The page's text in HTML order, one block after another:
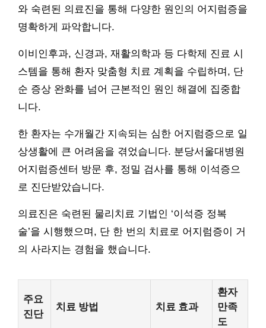
와 숙련된 의료진을 통해 다양한 원인의 어지럼증을
명확하게 파악합니다.
이비인후과, 신경과, 재활의학과 등 다학제 진료 시
스템을 통해 환자 맞춤형 치료 계획을 수립하며, 단
순 증상 완화를 넘어 근본적인 원인 해결에 집중합
니다.
한 환자는 수개월간 지속되는 심한 어지럼증으로 일
상생활에 큰 어려움을 겪었습니다. 분당서울대병원
어지럼증센터 방문 후, 정밀 검사를 통해 이석증으
로 진단받았습니다.
의료진은 숙련된 물리치료 기법인 ‘이석증 정복
술’을 시행했으며, 단 한 번의 치료로 어지럼증이 거
의 사라지는 경험을 했습니다.
주요
진단
치료 방법 치료 효과
환자
만족
도